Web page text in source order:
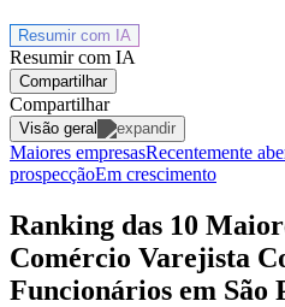
Resumir com IA
Resumir com IA
Compartilhar
Compartilhar
Visão geral
Maiores empresasRecentemente
prospecçãoEm crescimento
Ranking das 10
Comércio Varejista
Funcionários em São